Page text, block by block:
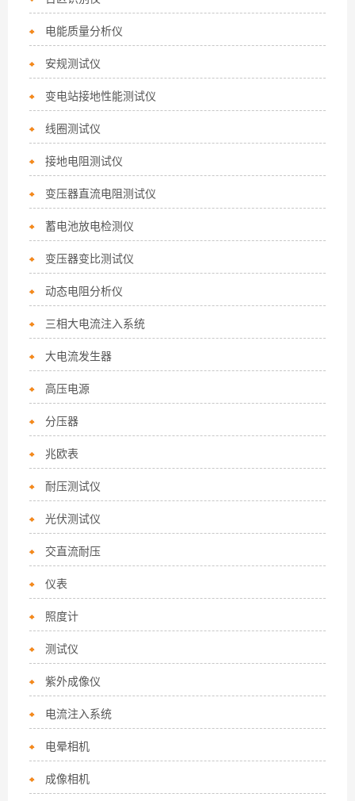
电能质量分析仪
安规测试仪
变电站接地性能测试仪
线圈测试仪
接地电阻测试仪
变压器直流电阻测试仪
蓄电池放电检测仪
变压器变比测试仪
动态电阻分析仪
三相大电流注入系统
大电流发生器
高压电源
分压器
兆欧表
耐压测试仪
光伏测试仪
交直流耐压
仪表
照度计
测试仪
紫外成像仪
电流注入系统
电晕相机
成像相机